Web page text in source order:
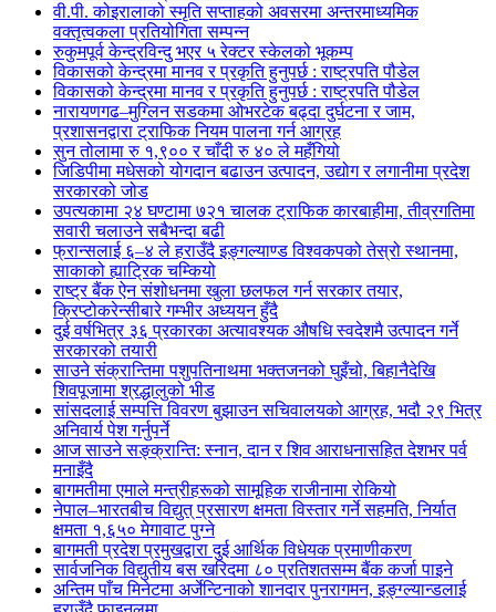
वी.पी. कोइरालाको स्मृति सप्ताहको अवसरमा अन्तरमाध्यमिक
वक्तृत्वकला प्रतियोगिता सम्पन्न
रुकुमपूर्व केन्द्रविन्दु भएर ५ रेक्टर स्केलको भूकम्प
विकासको केन्द्रमा मानव र प्रकृति हुनुपर्छ : राष्ट्रपति पौडेल
विकासको केन्द्रमा मानव र प्रकृति हुनुपर्छ : राष्ट्रपति पौडेल
नारायणगढ–मुग्लिन सडकमा ओभरटेक बढ्दा दुर्घटना र जाम,
प्रशासनद्वारा ट्राफिक नियम पालना गर्न आग्रह
सुन तोलामा रु १,९०० र चाँदी रु ४० ले महँगियो
जिडिपीमा मधेसको योगदान बढाउन उत्पादन, उद्योग र लगानीमा प्रदेश
सरकारको जोड
उपत्यकामा २४ घण्टामा ७२१ चालक ट्राफिक कारबाहीमा, तीव्रगतिमा
सवारी चलाउने सबैभन्दा बढी
फ्रान्सलाई ६–४ ले हराउँदै इङ्गल्याण्ड विश्वकपको तेस्रो स्थानमा,
साकाको ह्याट्रिक चम्कियो
राष्ट्र बैंक ऐन संशोधनमा खुला छलफल गर्न सरकार तयार,
क्रिप्टोकरेन्सीबारे गम्भीर अध्ययन हुँदै
दुई वर्षभित्र ३६ प्रकारका अत्यावश्यक औषधि स्वदेशमै उत्पादन गर्ने
सरकारको तयारी
साउने संक्रान्तिमा पशुपतिनाथमा भक्तजनको घुइँचो, बिहानैदेखि
शिवपूजामा श्रद्धालुको भीड
सांसदलाई सम्पत्ति विवरण बुझाउन सचिवालयको आग्रह, भदौ २९ भित्र
अनिवार्य पेश गर्नुपर्ने
आज साउने सङ्क्रान्ति: स्नान, दान र शिव आराधनासहित देशभर पर्व
मनाइँदै
बागमतीमा एमाले मन्त्रीहरूको सामूहिक राजीनामा रोकियो
नेपाल–भारतबीच विद्युत् प्रसारण क्षमता विस्तार गर्ने सहमति, निर्यात
क्षमता १,६५० मेगावाट पुग्ने
बागमती प्रदेश प्रमुखद्वारा दुई आर्थिक विधेयक प्रमाणीकरण
सार्वजनिक विद्युतीय बस खरिदमा ८० प्रतिशतसम्म बैंक कर्जा पाइने
अन्तिम पाँच मिनेटमा अर्जेन्टिनाको शानदार पुनरागमन, इङ्ग्ल्यान्डलाई